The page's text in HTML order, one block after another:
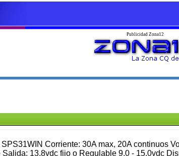
Publicidad Zona12
Corriente: 30A max, 20A continuos
13,8vdc fijo o Regulable 9,0 - 15,0vdc